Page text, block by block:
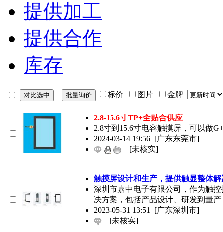
提供加工
提供合作
库存
标价 图片 金牌
2.8-15.6寸TP+全贴合供应
2.8寸到15.6寸电容触摸屏，可以做
2024-03-14 19:56 [广东东莞市]
[未核实]
触摸屏设计和生产，提供触显整体解
深圳市嘉中电子有限公司，作为触
决方案，包括产品设计、研发到量产
2023-05-31 13:51 [广东深圳市]
[未核实]